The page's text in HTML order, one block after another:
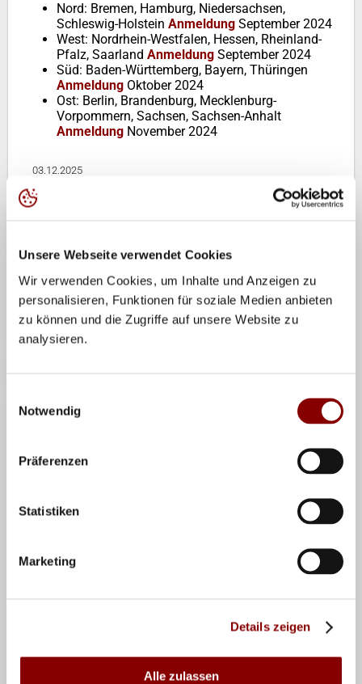
Unsere Webseite verwendet Cookies
Wir verwenden Cookies, um Inhalte und Anzeigen zu
personalisieren, Funktionen für soziale Medien anbieten
zu können und die Zugriffe auf unsere Website zu
analysieren.
Notwendig
Präferenzen
Statistiken
Marketing
Details zeigen
Alle zulassen
Nord: Bremen, Hamburg, Niedersachsen,
Schleswig-Holstein Anmeldung September 2024
West: Nordrhein-Westfalen, Hessen, Rheinland-
Pfalz, Saarland Anmeldung September 2024
Süd: Baden-Württemberg, Bayern, Thüringen
Anmeldung Oktober 2024
Ost: Berlin, Brandenburg, Mecklenburg-
Vorpommern, Sachsen, Sachsen-Anhalt
Anmeldung November 2024
03.12.2025
Ausschreibung_Qualifizierungsreihe-PSG-2024.pdf
Das passiert diese Woche!